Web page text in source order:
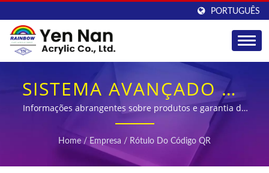
PORTUGUÊS
SISTEMA AVANÇADO DE
ROTULAGEM COM
CÓDIGO QR PARA
RASTREABILIDADE DE
Informações abrangentes sobre produtos e garantia de
qualidade através de tecnologia QR inovadora
Home / Empresa / Rótulo Do Código QR